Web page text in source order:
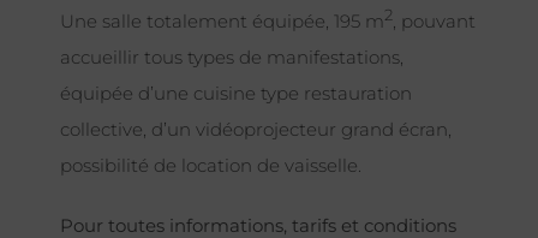
Une salle totalement équipée, 195 m2 , pouvant
accueillir tous types de manifestations,
équipée d’une cuisine type restauration
collective, d’un vidéoprojecteur grand écran,
possibilité de location de vaisselle.
Pour toutes informations, tarifs et conditions